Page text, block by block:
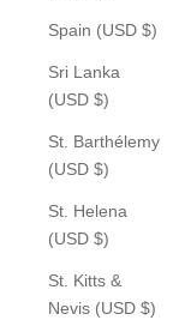
Spain (USD $)
Sri Lanka
(USD $)
St. Barthélemy
(USD $)
St. Helena
(USD $)
St. Kitts &
Nevis (USD $)